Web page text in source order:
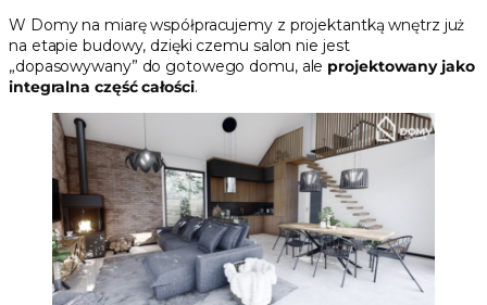
W Domy na miarę współpracujemy z projektantką wnętrz już
na etapie budowy, dzięki czemu salon nie jest
„dopasowywany” do gotowego domu, ale projektowany jako
integralna część całości.